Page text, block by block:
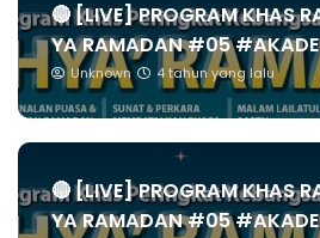
🔴 [LIVE] PROGRAM KHAS
YA RAMADAN #05
Unknown 4 tahun yang lalu
🔴 [LIVE] PROGRAM KHAS
YA RAMADAN #05